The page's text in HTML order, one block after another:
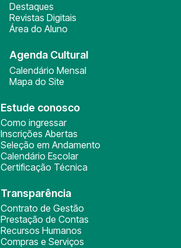
Destaques
Revistas Digitais
Área do Aluno
Agenda Cultural
Calendário Mensal
Mapa do Site
Estude conosco
Como ingressar
Inscrições Abertas
Seleção em Andamento
Calendário Escolar
Certificação Técnica
Transparência
Contrato de Gestão
Prestação de Contas
Recursos Humanos
Compras e Serviços